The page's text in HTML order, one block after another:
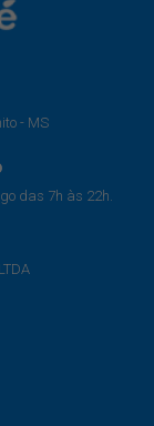
- MS
das 7h às 22h.